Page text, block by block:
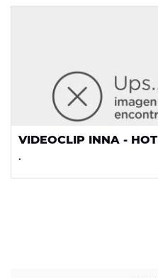
VIDEOCLIP INNA -
.